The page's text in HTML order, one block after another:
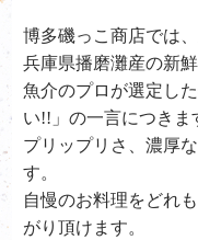
博多磯っこ商店では
兵庫県播磨灘産の新
魚介のプロが選定し
い!!」の一言につきま
プリップリさ、濃厚
す。
自慢のお料理をどれ
がり頂けます。